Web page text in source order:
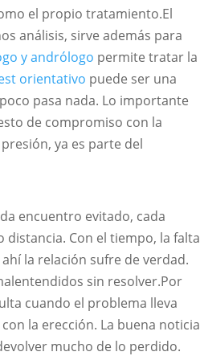
el propio tratamiento.El
análisis, sirve además para
y andrólogo permite tratar la
orientativo puede ser una
pasa nada. Lo importante
de compromiso con la
ya es parte del
encuentro evitado, cada
distancia. Con el tiempo, la falta
la relación sufre de verdad.
sin resolver.Por
cuando el problema lleva
la erección. La buena noticia
mucho de lo perdido.